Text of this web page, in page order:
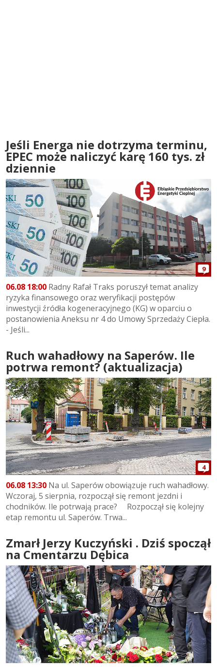
Jeśli Energa nie dotrzyma terminu,
EPEC może naliczyć karę 160 tys. zł
dziennie
9
06.08 18:00 Radny Rafał Traks poruszył temat analizy
ryzyka finansowego oraz weryfikacji postępów
inwestycji źródła kogeneracyjnego (KG) w oparciu o
postanowienia Aneksu nr 4 do Umowy Sprzedaży Ciepła.
- Jeśli...
Ruch wahadłowy na Saperów. Ile
potrwa remont? (aktualizacja)
4
06.08 13:30 Na ul. Saperów obowiązuje ruch wahadłowy.
Wczoraj, 5 sierpnia, rozpoczął się remont jezdni i
chodników. Ile potrwają prace? Rozpoczął się kolejny
etap remontu ul. Saperów. Trwa...
Zmarł Jerzy Kuczyński . Dziś spoczął
na Cmentarzu Dębica